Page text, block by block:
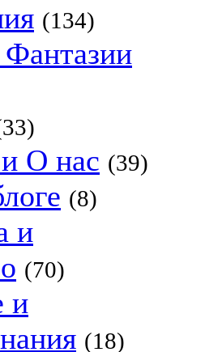
(134)
О нас (39)
(8)
и
(70)
и
(18)